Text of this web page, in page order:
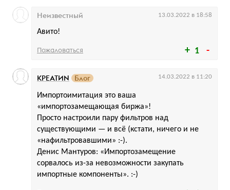
1
Авито!
Неизвестный 13.03.2022 в 18:58
Пожаловаться
Импортоимитация это ваша
«импортозамещающая биржа»!
Просто настроили пару фильтров над
существующими — и всё (кстати, ничего и не
«нафильтровавшими» :-).
Денис Мантуров: «Импортозамещение
сорвалось из-за невозможности закупать
импортные компоненты». :-)
КРЕАТИN Блог 14.03.2022 в 11:20